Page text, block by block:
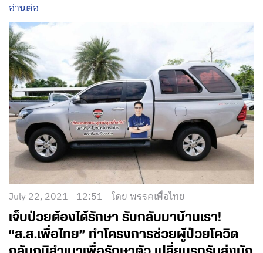
อ่านต่อ
July 22, 2021 - 12:51 โดย พรรคเพื่อไทย
เจ็บป่วยต้องได้รักษา รับกลับมาบ้านเรา!
“ส.ส.เพื่อไทย” ทำโครงการช่วยผู้ป่วยโควิด